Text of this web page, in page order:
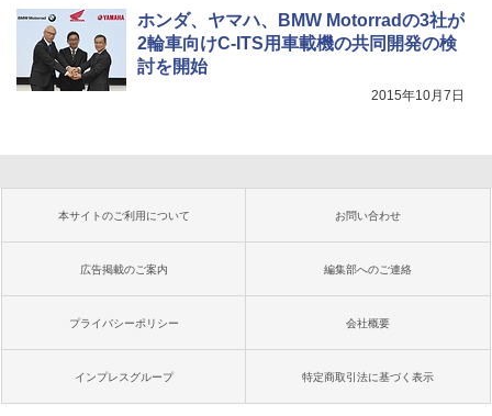
ホンダ、ヤマハ、BMW Motorradの3社が
2輪車向けC-ITS用車載機の共同開発の検
討を開始
2015年10月7日
本サイトのご利用について お問い合わせ
広告掲載のご案内 編集部へのご連絡
プライバシーポリシー 会社概要
インプレスグループ 特定商取引法に基づく表示